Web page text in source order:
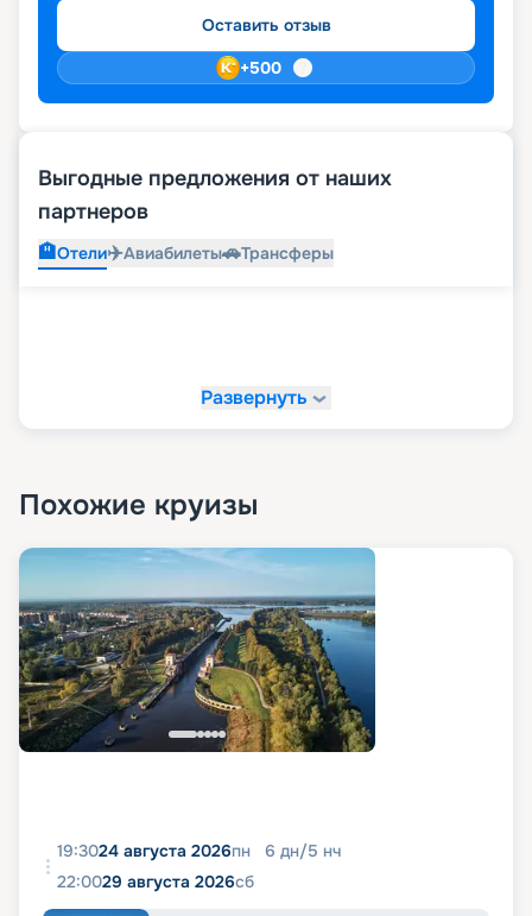
Оставить отзыв
+500
Выгодные предложения от наших
партнеров
🏨Отели✈️Авиабилеты🚗Трансферы
Развернуть
Похожие круизы
19:3024 августа 2026пн 6 дн/5 нч
22:0029 августа 2026сб